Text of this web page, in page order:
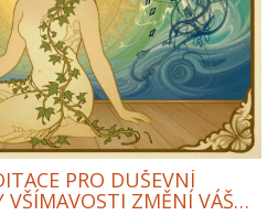
PRO DUŠEVNÍ
VŠÍMAVOSTI ZMĚNÍ VÁŠ